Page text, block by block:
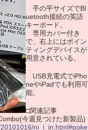
手の平サイズでBl
uetooth接続の英語
キーボード。
専用カバー付き
で、右上にはポイン
ティングデバイスが
用意されている。
USB充電式でiPho
neやiPadでも利用可
能。
□関連記事
今週見つけた新製品)
ni_i_in.html#poke